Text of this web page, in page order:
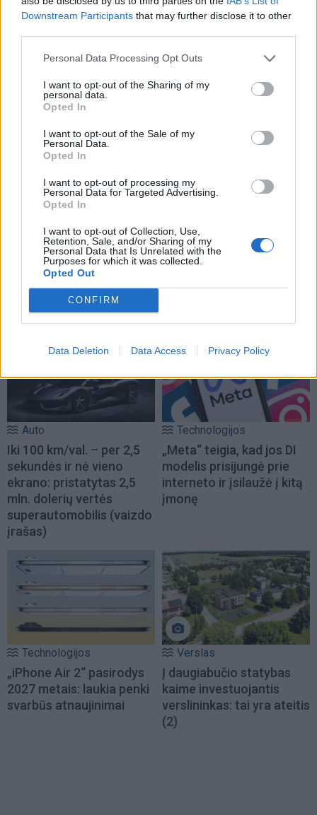
Downstream Participants that may further disclose it to other
Personal Data Processing Opt Outs
I want to opt-out of the Sharing of my
personal data.
Opted In
I want to opt-out of the Sale of my
Personal Data.
Opted In
I want to opt-out of processing my
Personal Data for Targeted Advertising.
Opted In
I want to opt-out of Collection, Use,
Retention, Sale, and/or Sharing of my
Personal Data that Is Unrelated with the
Purposes for which it was collected.
Opted Out
CONFIRM
Data Deletion Data Access Privacy Policy
ir realybė
kurią žino nedaugelis:
Perspėja: populiarioje
internetinėje
programinėje įrangoje
aptiktos pavojingos
spragos
Prie garsiausios kurorto
gatvės ir istorinės vilos -
Auto
Iki 100 km/val. – per 2,5
sekundės ir nė vieno
ekrano: pristatytas 2,5
mln. dolerių vertės
superautomobilis (vaizdo
įrašas)
Technologijos
„Meta“ teigia, kad jos DI
modelis prisijungė prie
interneto ir įsilaužė į kitą
įmonę
Technologijos
„iPhone Air 2“ pasirodys
2027 metais: laukia penki
svarbūs atnaujinimai
Verslas
Į daugiabučio statybas
kaime investuojantis
verslininkas: tai yra ateitis
(2)